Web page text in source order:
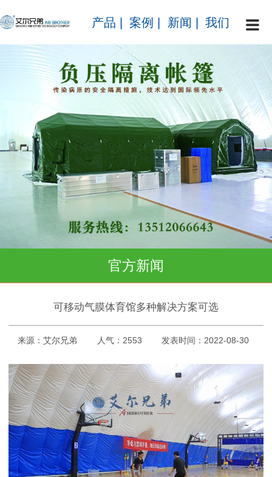
产品 案例 新闻 我们
官方新闻
可移动气膜体育馆多种解决方案可选
来源：艾尔兄弟 人气：2553 发表时间：2022-08-30